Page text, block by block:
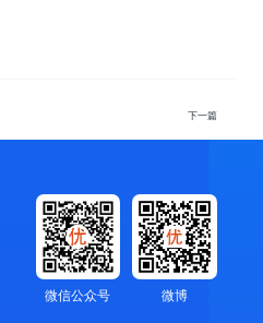
下一篇
微博
微信公众号